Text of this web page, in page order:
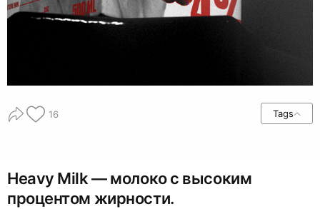
16 Tags
Heavy Milk — молоко с высоким
процентом жирности.